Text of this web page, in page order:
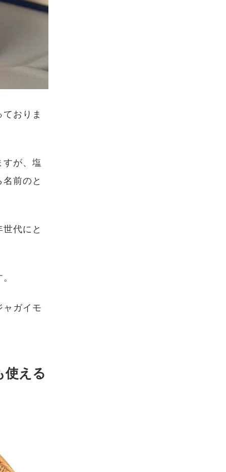
おりま
が、塩
前のと
代にと
ャガイモ
使える